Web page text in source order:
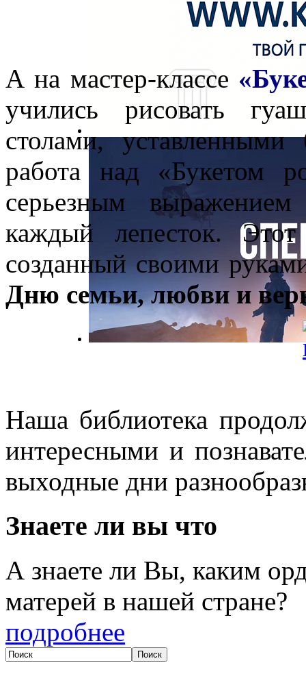
А на мастер-классе
учились рисовать
столами,
работа над «Букетом
серьезным
каждый лепесток.
созданный своими
Дню семьи, любви и
Наша библиотека
интересными и
выходные дни
Знаете ли вы что
А знаете ли Вы, каким
матерей в нашей стране?
подробнее